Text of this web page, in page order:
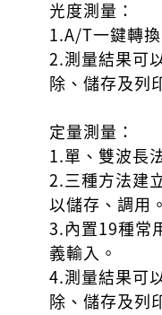
光度測量：
1.A/T一鍵轉換
2.測量結果可
除、儲存及列
定量測量：
1.單、雙波長
2.三種方法建
以儲存、調用。
3.內置19種常
義輸入。
4.測量結果可
除、儲存及列